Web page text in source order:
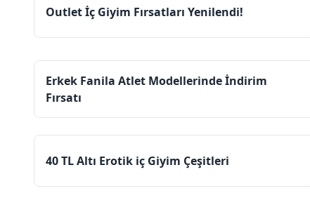
Outlet İç Giyim Fırsatları Yenilendi!
Erkek Fanila Atlet Modellerinde İndirim
Fırsatı
40 TL Altı Erotik iç Giyim Çeşitleri